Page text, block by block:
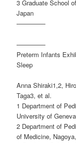
3 Graduate School
Japan
————–
————–
Preterm Infants
Sleep
Anna Shiraki1,2,
Taga3, et al.
1 Department of
University of
2 Department of
of Medicine,